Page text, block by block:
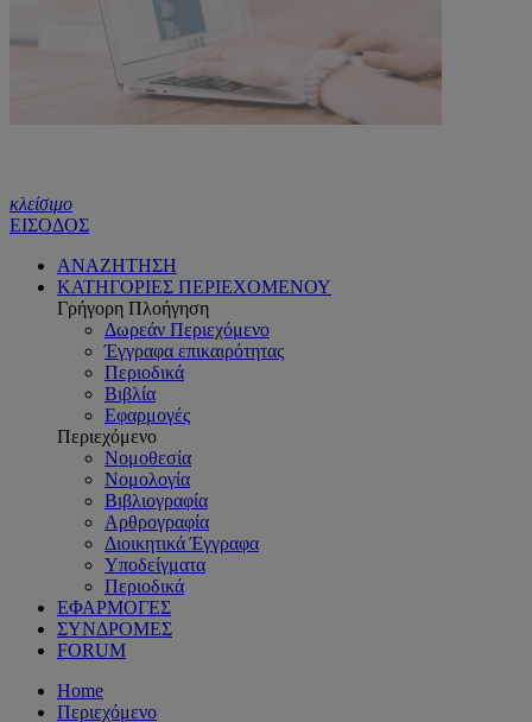
κλείσιμο
ΕΙΣΟΔΟΣ
ΑΝΑΖΗΤΗΣΗ
ΚΑΤΗΓΟΡΙΕΣ ΠΕΡΙΕΧΟΜΕΝΟΥ
Γρήγορη Πλοήγηση
Δωρεάν Περιεχόμενο
Έγγραφα επικαιρότητας
Περιοδικά
Βιβλία
Εφαρμογές
Περιεχόμενο
Νομοθεσία
Νομολογία
Βιβλιογραφία
Αρθρογραφία
Διοικητικά Έγγραφα
Υποδείγματα
Περιοδικά
ΕΦΑΡΜΟΓΕΣ
ΣΥΝΔΡΟΜΕΣ
FORUM
Home
Περιεχόμενο